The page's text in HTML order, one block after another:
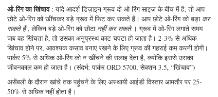
ओ-रिंग का खिंचाव: यदि आदर्श डिज़ाइन ग्रूव दो ओ-रिंग साइज़ के बीच में है, तो आप
छोटे ओ-रिंग को खींचकर बड़े ग्रूव में फिट कर सकते हैं। आप छोटे ओ-रिंग को बड़ा कर
सकते हैं, लेकिन बड़े ओ-रिंग को छोटा नहीं कर सकते। ग्रूव में ओ-रिंग लगाते समय
जब वह खिंचता है, तो उसका अनुप्रस्थ काट चपटा हो जाता है। 2-3% से अधिक
खिंचाव होने पर, आवश्यक कसाव बनाए रखने के लिए ग्रूव की गहराई कम करनी होगी।
पार्कर 5% से अधिक ओ-रिंग को न खींचने की सलाह देता है, क्योंकि इससे उसका
जीवनकाल कम हो जाता है। (संदर्भ: पार्कर ORD 5700, सेक्शन 3.5, “खिंचाव”)
असेंबली के दौरान खांचे तक पहुंचने के लिए अस्थायी आईडी विस्तार आमतौर पर 25-
50% से अधिक नहीं होता है।